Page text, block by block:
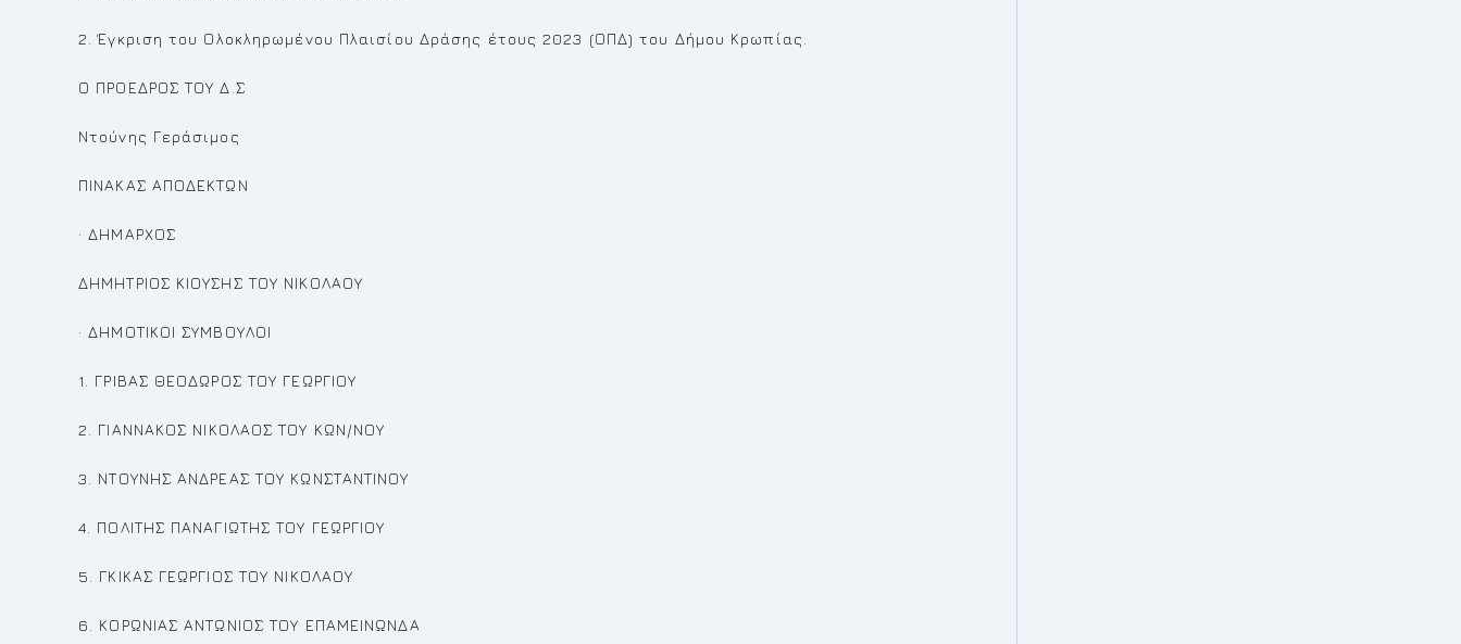
2. Έγκριση του Ολοκληρωμένου Πλαισίου Δράσης έτους 2023 (ΟΠΔ) του Δήμου Κρωπίας.
Ο ΠΡΟΕΔΡΟΣ ΤΟΥ Δ.Σ
Ντούνης Γεράσιμος
ΠΙΝΑΚΑΣ ΑΠΟΔΕΚΤΩΝ
· ΔΗΜΑΡΧΟΣ
ΔΗΜΗΤΡΙΟΣ ΚΙΟΥΣΗΣ ΤΟΥ ΝΙΚΟΛΑΟΥ
· ΔΗΜΟΤΙΚΟΙ ΣΥΜΒΟΥΛΟΙ
1. ΓΡΙΒΑΣ ΘΕΟΔΩΡΟΣ ΤΟΥ ΓΕΩΡΓΙΟΥ
2. ΓΙΑΝΝΑΚΟΣ ΝΙΚΟΛΑΟΣ ΤΟΥ ΚΩΝ/ΝΟΥ
3. ΝΤΟΥΝΗΣ ΑΝΔΡΕΑΣ ΤΟΥ ΚΩΝΣΤΑΝΤΙΝΟΥ
4. ΠΟΛΙΤΗΣ ΠΑΝΑΓΙΩΤΗΣ ΤΟΥ ΓΕΩΡΓΙΟΥ
5. ΓΚΙΚΑΣ ΓΕΩΡΓΙΟΣ ΤΟΥ ΝΙΚΟΛΑΟΥ
6. ΚΟΡΩΝΙΑΣ ΑΝΤΩΝΙΟΣ ΤΟΥ ΕΠΑΜΕΙΝΩΝΔΑ